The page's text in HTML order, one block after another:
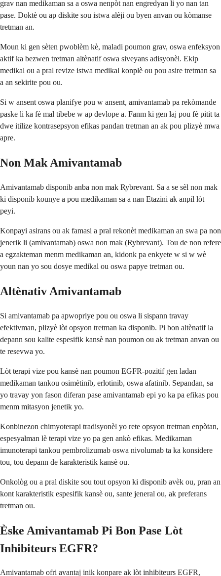
grav nan medikaman sa a oswa nenpòt nan engredyan li yo nan tan
pase. Doktè ou ap diskite sou istwa alèji ou byen anvan ou kòmanse
tretman an.
Moun ki gen sèten pwoblèm kè, maladi poumon grav, oswa enfeksyon
aktif ka bezwen tretman altènatif oswa siveyans adisyonèl. Ekip
medikal ou a pral revize istwa medikal konplè ou pou asire tretman sa
a an sekirite pou ou.
Si w ansent oswa planifye pou w ansent, amivantamab pa rekòmande
paske li ka fè mal tibebe w ap devlope a. Fanm ki gen laj pou fè pitit ta
dwe itilize kontrasepsyon efikas pandan tretman an ak pou plizyè mwa
apre.
Non Mak Amivantamab
Amivantamab disponib anba non mak Rybrevant. Sa a se sèl non mak
ki disponib kounye a pou medikaman sa a nan Etazini ak anpil lòt
peyi.
Konpayi asirans ou ak famasi a pral rekonèt medikaman an swa pa non
jenerik li (amivantamab) oswa non mak (Rybrevant). Tou de non refere
a egzakteman menm medikaman an, kidonk pa enkyete w si w wè
youn nan yo sou dosye medikal ou oswa papye tretman ou.
Altènativ Amivantamab
Si amivantamab pa apwopriye pou ou oswa li sispann travay
efektivman, plizyè lòt opsyon tretman ka disponib. Pi bon altènatif la
depann sou kalite espesifik kansè nan poumon ou ak tretman anvan ou
te resevwa yo.
Lòt terapi vize pou kansè nan poumon EGFR-pozitif gen ladan
medikaman tankou osimètinib, erlotinib, oswa afatinib. Sepandan, sa
yo travay yon fason diferan pase amivantamab epi yo ka pa efikas pou
menm mitasyon jenetik yo.
Konbinezon chimyoterapi tradisyonèl yo rete opsyon tretman enpòtan,
espesyalman lè terapi vize yo pa gen ankò efikas. Medikaman
imunoterapi tankou pembrolizumab oswa nivolumab ta ka konsidere
tou, tou depann de karakteristik kansè ou.
Onkològ ou a pral diskite sou tout opsyon ki disponib avèk ou, pran an
kont karakteristik espesifik kansè ou, sante jeneral ou, ak preferans
tretman ou.
Èske Amivantamab Pi Bon Pase Lòt
Inhibiteurs EGFR?
Amivantamab ofri avantaj inik konpare ak lòt inhibiteurs EGFR,